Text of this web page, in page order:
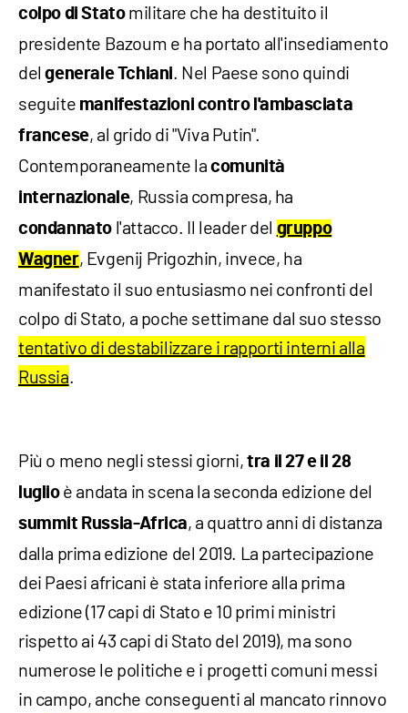
colpo di Statomilitare che ha destituito il
presidente Bazoum e ha portato all'insediamento
delgenerale Tchiani. Nel Paese sono quindi
seguite manifestazioni contro l'ambasciata
francese, al grido di "Viva Putin".
Contemporaneamente lacomunità
internazionale, Russia compresa, ha
condannato l'attacco. Il leader del gruppo
Wagner, Evgenij Prigozhin, invece, ha
manifestato il suo entusiasmo nei confronti del
colpo di Stato, a poche settimane dal suo stesso
tentativo di destabilizzare i rapporti interni alla
Russia.
Più o meno negli stessi giorni,tra il 27 e il 28
luglioè andata in scena la seconda edizione del
summit Russia-Africa, a quattro anni di distanza
dalla prima edizione del 2019. La partecipazione
dei Paesi africani è stata inferiore alla prima
edizione (17 capi di Stato e 10 primi ministri
rispetto ai 43 capi di Stato del 2019), ma sono
numerose le politiche e i progetti comuni messi
in campo, anche conseguenti al mancato rinnovo